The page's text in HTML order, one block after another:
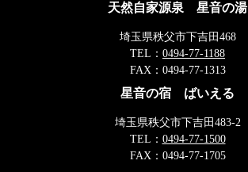
天然自家源泉 星音の湯
埼玉県秩父市下吉田468
TEL： 0494-77-1188
FAX： 0494-77-1313
星音の宿 ばいえる
埼玉県秩父市下吉田483-2
TEL： 0494-77-1500
FAX： 0494-77-1705